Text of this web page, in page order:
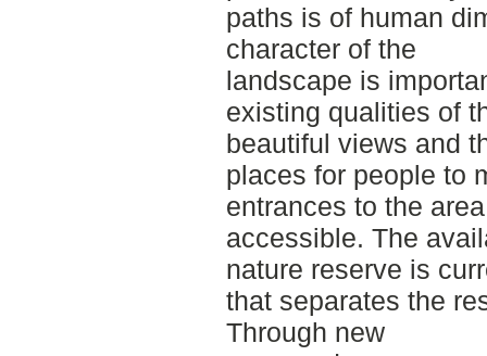
paths is of human
character of the
landscape is
existing qualities of
beautiful views and
places for people to
entrances to the
accessible. The
nature reserve is
that separates the
Through new